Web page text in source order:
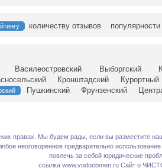
количеству отзывов популярности
Василеостровский Выборгский
Кронштадский Курортный
Пушкинский Фрунзенский
правах. Мы будем рады, если вы разместите
неоговоренное предварительно
повлечь за собой юридические
ссылка www.vodoobmen.ru Сайт о